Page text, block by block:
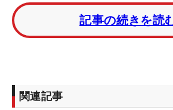
スタートすると、13番パー5では
目を寄せてバーディを奪うと、流
ー5、そして17番でも伸ばし、前
後半は、2番パー4ではアプローチ
めてのボギーを叩くも、3番パー5
記事の続きを読
関連記事